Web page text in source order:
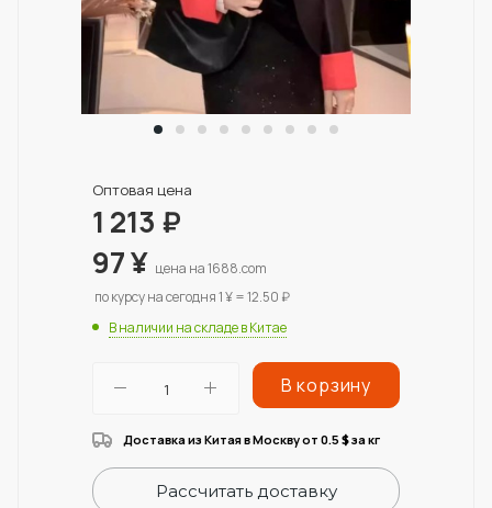
Оптовая цена
1 213 ₽
97¥ цена на 1688.com
по курсу на сегодня 1 ¥ = 12.50 ₽
В наличии на складе в Китае
В корзину
Доставка из Китая в Москву от 0.5 $за кг
Рассчитать доставку